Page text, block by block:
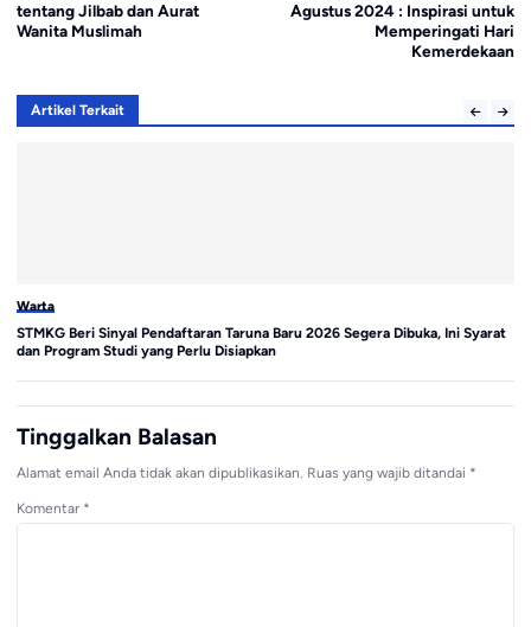
tentang Jilbab dan Aurat
Wanita Muslimah
Agustus 2024 : Inspirasi untuk
Memperingati Hari
Kemerdekaan
Artikel Terkait
Warta
STMKG Beri Sinyal Pendaftaran Taruna Baru 2026 Segera Dibuka, Ini Syarat
dan Program Studi yang Perlu Disiapkan
Tinggalkan Balasan
Alamat email Anda tidak akan dipublikasikan. Ruas yang wajib ditandai *
Komentar *